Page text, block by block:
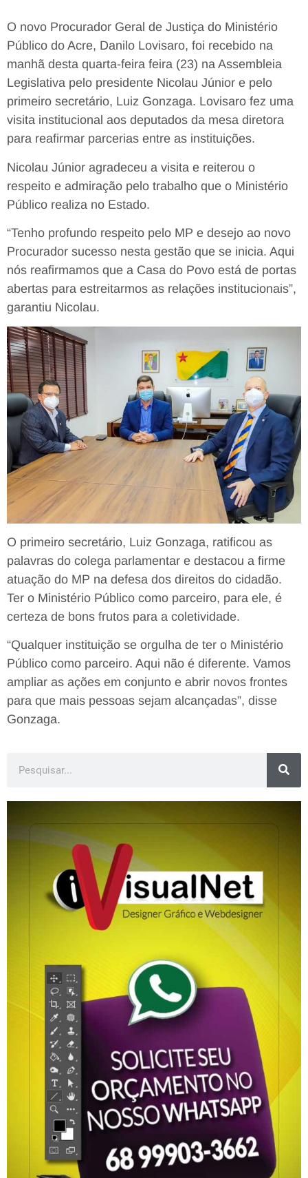
O novo Procurador Geral de Justiça do Ministério
Público do Acre, Danilo Lovisaro, foi recebido na
manhã desta quarta-feira feira (23) na Assembleia
Legislativa pelo presidente Nicolau Júnior e pelo
primeiro secretário, Luiz Gonzaga. Lovisaro fez uma
visita institucional aos deputados da mesa diretora
para reafirmar parcerias entre as instituições.
Nicolau Júnior agradeceu a visita e reiterou o
respeito e admiração pelo trabalho que o Ministério
Público realiza no Estado.
“Tenho profundo respeito pelo MP e desejo ao novo
Procurador sucesso nesta gestão que se inicia. Aqui
nós reafirmamos que a Casa do Povo está de portas
abertas para estreitarmos as relações institucionais”,
garantiu Nicolau.
O primeiro secretário, Luiz Gonzaga, ratificou as
palavras do colega parlamentar e destacou a firme
atuação do MP na defesa dos direitos do cidadão.
Ter o Ministério Público como parceiro, para ele, é
certeza de bons frutos para a coletividade.
“Qualquer instituição se orgulha de ter o Ministério
Público como parceiro. Aqui não é diferente. Vamos
ampliar as ações em conjunto e abrir novos frontes
para que mais pessoas sejam alcançadas”, disse
Gonzaga.